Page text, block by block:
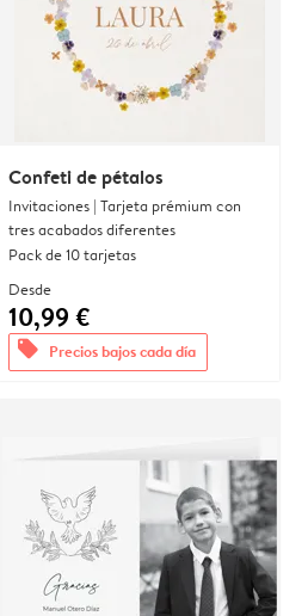
Confeti de pétalos
Invitaciones | Tarjeta prémium con
tres acabados diferentes
Pack de 10 tarjetas
Desde
10,99 €
offers Precios bajos cada día